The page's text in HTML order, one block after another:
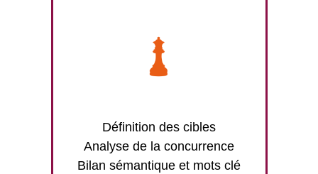
Définition des cibles
Analyse de la concurrence
Bilan sémantique et mots clé